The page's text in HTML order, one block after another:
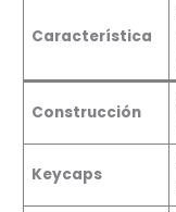
Característica
Construcción
Keycaps